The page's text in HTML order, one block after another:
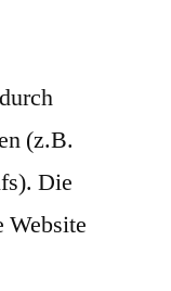
(z.B.
Die
Website